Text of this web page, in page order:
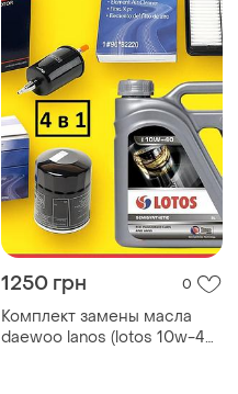
1250 грн 0
Комплект замены масла
daewoo lanos (lotos 10w-40